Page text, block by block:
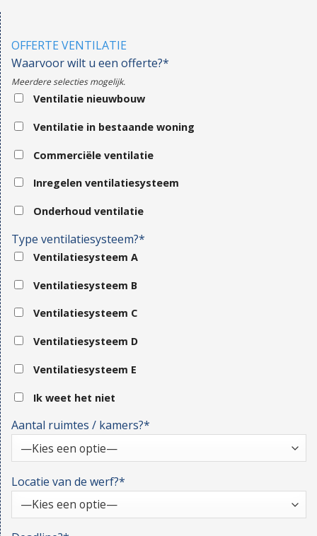
OFFERTE VENTILATIE
Waarvoor wilt u een offerte?*
Meerdere selecties mogelijk.
Ventilatie nieuwbouw
Ventilatie in bestaande woning
Commerciële ventilatie
Inregelen ventilatiesysteem
Onderhoud ventilatie
Type ventilatiesysteem?*
Ventilatiesysteem A
Ventilatiesysteem B
Ventilatiesysteem C
Ventilatiesysteem D
Ventilatiesysteem E
Ik weet het niet
Aantal ruimtes / kamers?*
Locatie van de werf?*